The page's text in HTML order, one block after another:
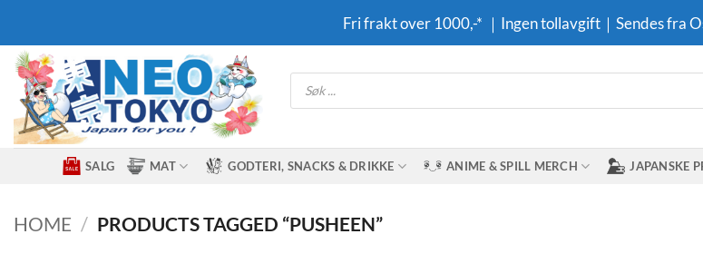
content
Fri frakt over 1000,-* ｜Ingen tollavgift｜Sendes fra
Products
search
SALG MAT GODTERI, SNACKS & DRIKKE ANIME & SPILL MERCH JAPANSKE
HOME / PRODUCTS TAGGED “PUSHEEN”